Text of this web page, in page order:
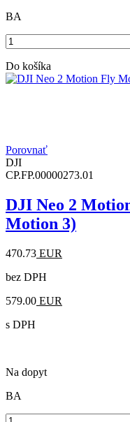
BA
Do košíka
Porovnať
DJI
CP.FP.00000273.01
DJI Neo 2
Motion 3)
470.73 EUR
bez DPH
579.00 EUR
s DPH
Na dopyt
BA